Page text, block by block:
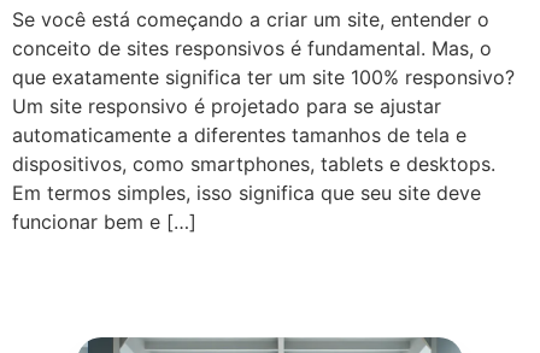
Se você está começando a criar um site, entender o
conceito de sites responsivos é fundamental. Mas, o
que exatamente significa ter um site 100% responsivo?
Um site responsivo é projetado para se ajustar
automaticamente a diferentes tamanhos de tela e
dispositivos, como smartphones, tablets e desktops.
Em termos simples, isso significa que seu site deve
funcionar bem e […]